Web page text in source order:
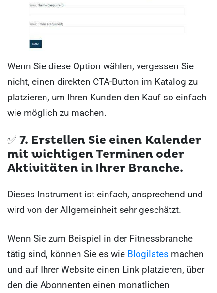
Wenn Sie diese Option wählen, vergessen Sie
nicht, einen direkten CTA-Button im Katalog zu
platzieren, um Ihren Kunden den Kauf so einfach
wie möglich zu machen.
✅ 7. Erstellen Sie einen Kalender
mit wichtigen Terminen oder
Aktivitäten in Ihrer Branche.
Dieses Instrument ist einfach, ansprechend und
wird von der Allgemeinheit sehr geschätzt.
Wenn Sie zum Beispiel in der Fitnessbranche
tätig sind, können Sie es wie Blogilates machen
und auf Ihrer Website einen Link platzieren, über
den die Abonnenten einen monatlichen